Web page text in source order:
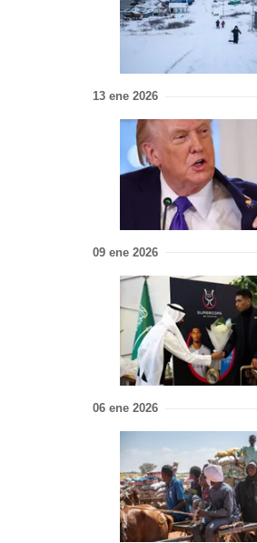
13 ene 2026
09 ene 2026
06 ene 2026